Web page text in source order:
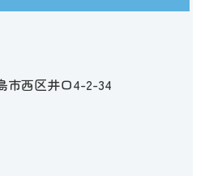
市西区井口4-2-34